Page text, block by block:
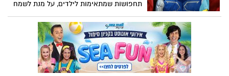
תחפושות שמתאימות לילדים, על מנת לשמח
כל ילד וילד שאף ילד לא ישאר בלי
תחפושת... צרו קשר לפני הגעה עד השעה
13:00 בטלפון : 08-6215202